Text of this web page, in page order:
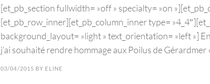
[et_pb_section fullwidth= »off » specialty= »on
[et_pb_row_inner][et_pb_column_inner type=
background_layout= »light » text_orientation= »left »]
j’ai souhaité rendre hommage aux Poilus de
03/04/2015 BY ELINE